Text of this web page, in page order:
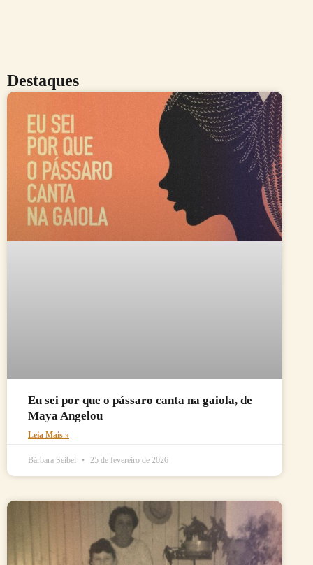
Destaques
Eu sei por que o pássaro canta na gaiola, de
Maya Angelou
Leia Mais »
Bárbara Seibel 25 de fevereiro de 2026